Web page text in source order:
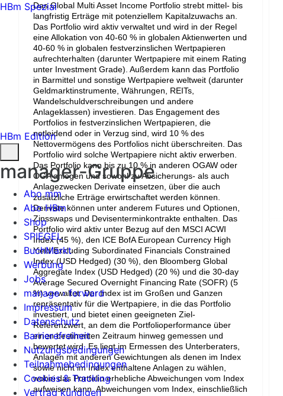
Das Global Multi Asset Income Portfolio strebt mittel- bis
langfristig Erträge mit potenziellem Kapitalzuwachs an.
Das Portfolio wird aktiv verwaltet und wird in der Regel
eine Allokation von 40-60 % in globalen Aktienwerten und
40-60 % in globalen festverzinslichen Wertpapieren
aufrechterhalten (darunter Wertpapiere mit einem Rating
unter Investment Grade). Außerdem kann das Portfolio
in Barmittel und sonstige Wertpapiere weltweit (darunter
Geldmarktinstrumente, Währungen, REITs,
Wandelschuldverschreibungen und andere
Anlageklassen) investieren. Das Engagement des
Portfolios in festverzinslichen Wertpapieren, die
notleidend oder in Verzug sind, wird 10 % des
Nettovermögens des Portfolios nicht überschreiten. Das
Portfolio wird solche Wertpapiere nicht aktiv erwerben.
Das Portfolio kann bis zu 10 % in anderen OGAW oder
OGA anlegen und sowohl zu Absicherungs- als auch
Anlagezwecken Derivate einsetzen, über die auch
zusätzliche Erträge erwirtschaftet werden können.
Derivate können unter anderem Futures und Optionen,
Zinsswaps und Devisenterminkontrakte enthalten. Das
Portfolio wird aktiv unter Bezug auf den MSCI ACWI
Index (45 %), den ICE BofA European Currency High
Yield Excluding Subordinated Financials Constrained
Index (USD Hedged) (30 %), den Bloomberg Global
Aggregate Index (USD Hedged) (20 %) und die 30-day
Average Secured Overnight Financing Rate (SOFR) (5
%) verwaltet. Der Index ist im Großen und Ganzen
repräsentativ für die Wertpapiere, in die das Portfolio
investiert, und bietet einen geeigneten Ziel-
Referenzwert, an dem die Portfolioperformance über
einen bestimmten Zeitraum hinweg gemessen und
bewertet wird. Es liegt im Ermessen des Unterberaters,
Anlagen mit anderen Gewichtungen als denen im Index
sowie nicht im Index enthaltene Anlagen zu wählen,
wobei das Portfolio erhebliche Abweichungen vom Index
aufweisen kann. Abweichungen vom Index, einschließlich
HBm Spezial
HBm Edition
manager-Gruppe
Abo mm
Abo HBm
Shop
SPIEGEL
BuchMarkt
Werbung
Jobs
manage › forward
Impressum
Datenschutz
Barrierefreiheit
Nutzungsbedingungen
Teilnahmebedingungen
Cookies & Tracking
Vertrag kündigen